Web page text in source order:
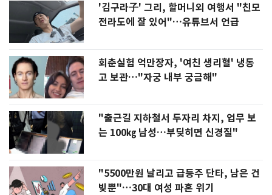
'김구라子' 그리, 할머니외 여행서 "친모
전라도에 잘 있어"…유튜브서 언급
회춘실험 억만장자, '여친 생리혈' 냉동
고 보관…"자궁 내부 궁금해"
"출근길 지하철서 두자리 차지, 업무 보
는 100㎏ 남성…부딪히면 신경질"
"5500만원 날리고 급등주 단타, 남은 건
빚뿐"…30대 여성 파혼 위기